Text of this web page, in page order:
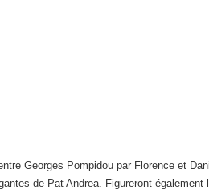
Georges Pompidou par Florence et
de Pat Andrea. Figureront